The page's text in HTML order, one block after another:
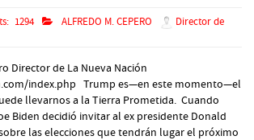
1294 ALFREDO M. CEPERO
Director de
Director de La Nueva Nación
index.php Trump es—en este momento—el
llevarnos a la Tierra Prometida. Cuando
Biden decidió invitar al ex presidente Donald
las elecciones que tendrán lugar el próximo